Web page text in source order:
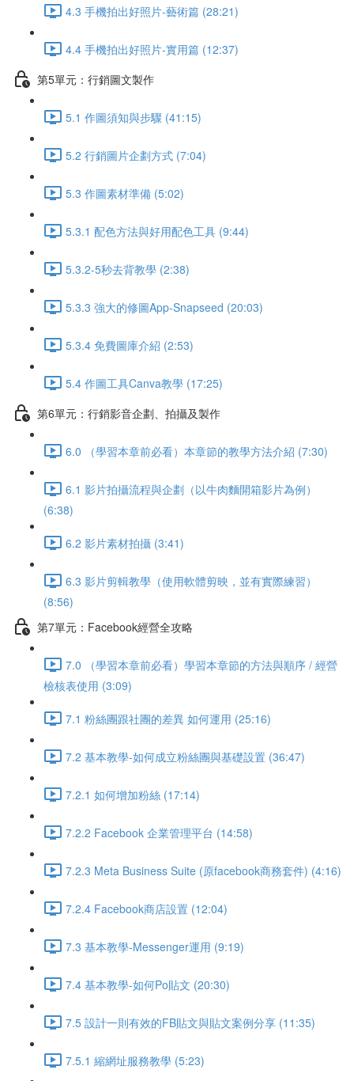
4.3 手機拍出好照片-藝術篇 (28:21)
4.4 手機拍出好照片-實用篇 (12:37)
第5單元：行銷圖文製作
5.1 作圖須知與步驟 (41:15)
5.2 行銷圖片企劃方式 (7:04)
5.3 作圖素材準備 (5:02)
5.3.1 配色方法與好用配色工具 (9:44)
5.3.2-5秒去背教學 (2:38)
5.3.3 強大的修圖App-Snapseed (20:03)
5.3.4 免費圖庫介紹 (2:53)
5.4 作圖工具Canva教學 (17:25)
第6單元：行銷影音企劃、拍攝及製作
6.0 （學習本章前必看）本章節的教學方法介紹 (7:30)
6.1 影片拍攝流程與企劃（以牛肉麵開箱影片為例）
(6:38)
6.2 影片素材拍攝 (3:41)
6.3 影片剪輯教學（使用軟體剪映，並有實際練習）
(8:56)
第7單元：Facebook經營全攻略
7.0 （學習本章前必看）學習本章節的方法與順序 / 經營
檢核表使用 (3:09)
7.1 粉絲團跟社團的差異 如何運用 (25:16)
7.2 基本教學-如何成立粉絲團與基礎設置 (36:47)
7.2.1 如何增加粉絲 (17:14)
7.2.2 Facebook 企業管理平台 (14:58)
7.2.3 Meta Business Suite (原facebook商務套件) (4:16)
7.2.4 Facebook商店設置 (12:04)
7.3 基本教學-Messenger運用 (9:19)
7.4 基本教學-如何Po貼文 (20:30)
7.5 設計一則有效的FB貼文與貼文案例分享 (11:35)
7.5.1 縮網址服務教學 (5:23)